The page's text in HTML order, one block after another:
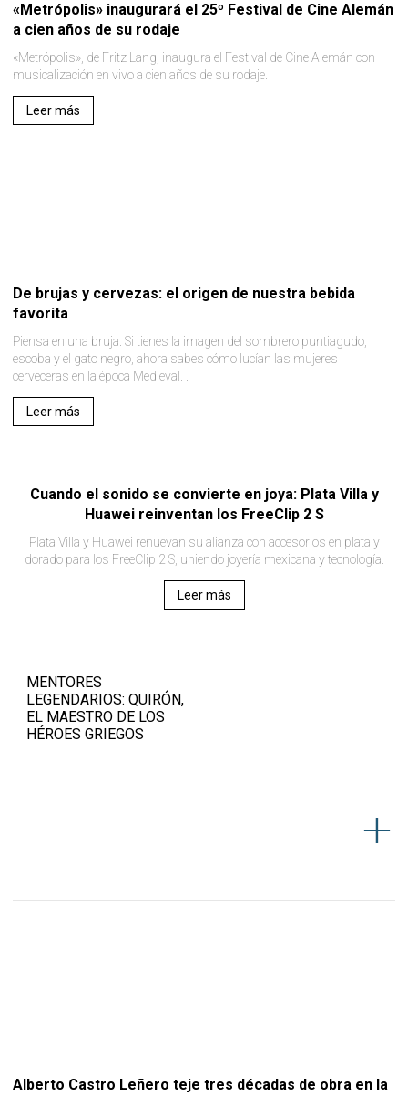
«Metrópolis» inaugurará el 25º Festival de Cine Alemán
a cien años de su rodaje
«Metrópolis», de Fritz Lang, inaugura el Festival de Cine Alemán con
musicalización en vivo a cien años de su rodaje.
Leer más
De brujas y cervezas: el origen de nuestra bebida
favorita
Piensa en una bruja. Si tienes la imagen del sombrero puntiagudo,
escoba y el gato negro, ahora sabes cómo lucían las mujeres
cerveceras en la época Medieval. .
Leer más
Cuando el sonido se convierte en joya: Plata Villa y
Huawei reinventan los FreeClip 2 S
Plata Villa y Huawei renuevan su alianza con accesorios en plata y
dorado para los FreeClip 2 S, uniendo joyería mexicana y tecnología.
Leer más
MENTORES
LEGENDARIOS: QUIRÓN,
EL MAESTRO DE LOS
HÉROES GRIEGOS
Alberto Castro Leñero teje tres décadas de obra en la